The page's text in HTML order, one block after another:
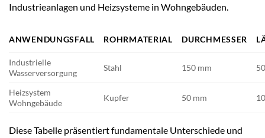
Industrieanlagen und Heizsysteme in Wohngebäuden.
ANWENDUNGSFALL ROHRMATERIAL DURCHMESSER
Industrielle
Wasserversorgung
Stahl 150 mm
Heizsystem
Wohngebäude
Kupfer 50 mm
Diese Tabelle präsentiert fundamentale Unterschiede und